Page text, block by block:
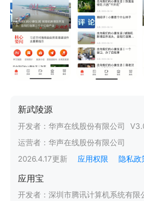
新武陵源
开发者： 华声在线股份有限公司 V
运营者： 华声在线股份有限公司
2026.4.17更新 应用权限 隐私政
应用宝
开发者： 深圳市腾讯计算机系统有限